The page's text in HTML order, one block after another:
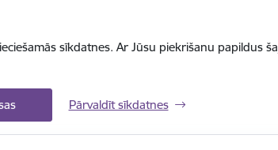
sīkdatnes. Ar Jūsu piekrišanu papildus
Pārvaldīt sīkdatnes